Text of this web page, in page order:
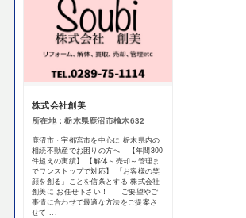
株式会社創美
所在地：栃木県鹿沼市楡木632
鹿沼市・宇都宮市を中心に 栃木県内の
相続不動産でお困りの方へ 【年間300
件超えの実績】 【解体～売却～管理ま
でワンストップで対応】 「お客様の笑
顔を創る」ことを信条とする 株式会社
創美に お任せ下さい！ ご要望やご
事情に合わせて最適な方法をご提案さ
せて ...